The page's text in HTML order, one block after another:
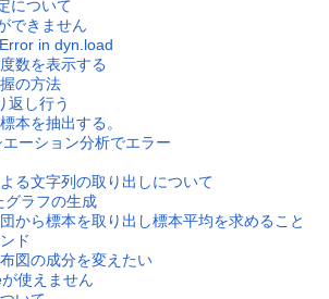
について
できません
in dyn.load
数を表示する
の方法
返し行う
本を抽出する。
ーション分析でエラー
る文字列の取り出しについて
グラフの生成
から標本を取り出し標本平均を求めること
ド
図の成分を変えたい
使えません